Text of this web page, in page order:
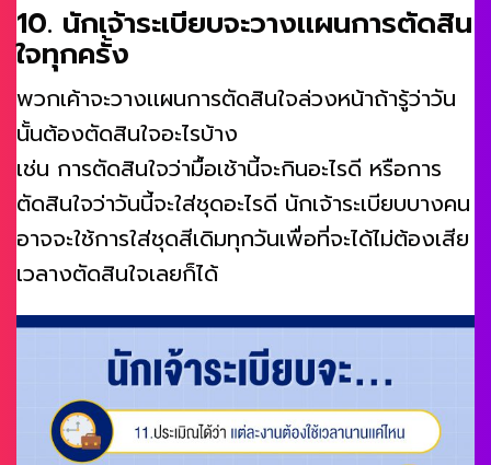
10. นักเจ้าระเบียบจะวางเเผนการตัดสิน
ใจทุกครั้ง
พวกเค้าจะวางเเผนการตัดสินใจล่วงหน้าถ้ารู้ว่าวัน
นั้นต้องตัดสินใจอะไรบ้าง
เช่น การตัดสินใจว่ามื้อเช้านี้จะกินอะไรดี หรือการ
ตัดสินใจว่าวันนี้จะใส่ชุดอะไรดี นักเจ้าระเบียบบางคน
อาจจะใช้การใส่ชุดสีเดิมทุกวันเพื่อที่จะได้ไม่ต้องเสีย
เวลางตัดสินใจเลยก็ได้